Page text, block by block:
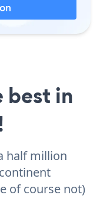
best in
half million
of course not)